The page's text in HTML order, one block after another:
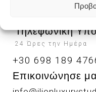
Τηλεφωνική
24 Ώρες την Ημέρα
+30 698 189
Επικοινώνησε